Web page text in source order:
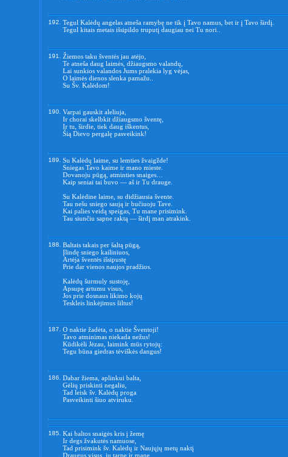
192. Tegul Kalėdų angelas atneša ramybę ne tik į Tavo namus, bet ir į Tavo širdį.
Tegul kitais metais išsipildo truputį daugiau nei Tu nori..
191. Žiemos taku šventės jau atėjo,
Te atneša daug laimės, džiaugsmo valandų,
Lai sunkios valandos Jums pralekia lyg vėjas,
O laimės dienos slenka pamažu..
Su Šv. Kalėdom!
190. Varpai gauskit aleliuja,
Ir chorai skelbkit džiaugsmo šventę,
Ir tu, širdie, tiek daug iškentus,
Šią Dievo pergalę pasveikink!
189. Su Kalėdų laime, su lemties žvaigžde!
Sniegas Tavo kaime ir mano mieste.
Dovanoju pūgą, atminties snaiges…
Kaip seniai tai buvo — aš ir Tu drauge.
Su Kalėdine laime, su didžiausia švente.
Tau nešu sniego saują ir bučiuoju Tave.
Kai palies veidą speigas, Tu mane prisimink.
Tau siunčiu sapne raktą — širdį man atrakink.
188. Baltais takais per šaltą pūgą,
Įlindę sniego kailiniuos,
Artėja šventės išsipustę
Prie dar vienos naujos pradžios.
Kalėdų šurmuly sustoję,
Apsupę artumu visus,
Jos prie dosnaus likimo kojų
Teskleis linkėjimus šiltus!
187. O naktie žadėta, o naktie Šventoji!
Tavo atminimas niekada nežus!
Kūdikėli Jėzau, laimink mūs rytojų:
Tegu būna giedras tėviškės dangus!
186. Dabar žiema, aplinkui balta,
Gėlių priskinti negaliu,
Tad leisk šv. Kalėdų proga
Pasveikinti šiuo atviruku.
185. Kai baltos snaigės kris į žemę
Ir degs žvakutės namuose,
Tad prisimink šv. Kalėdų ir Naujųjų metų naktį
Draugus visus, jų tarpe ir mane.